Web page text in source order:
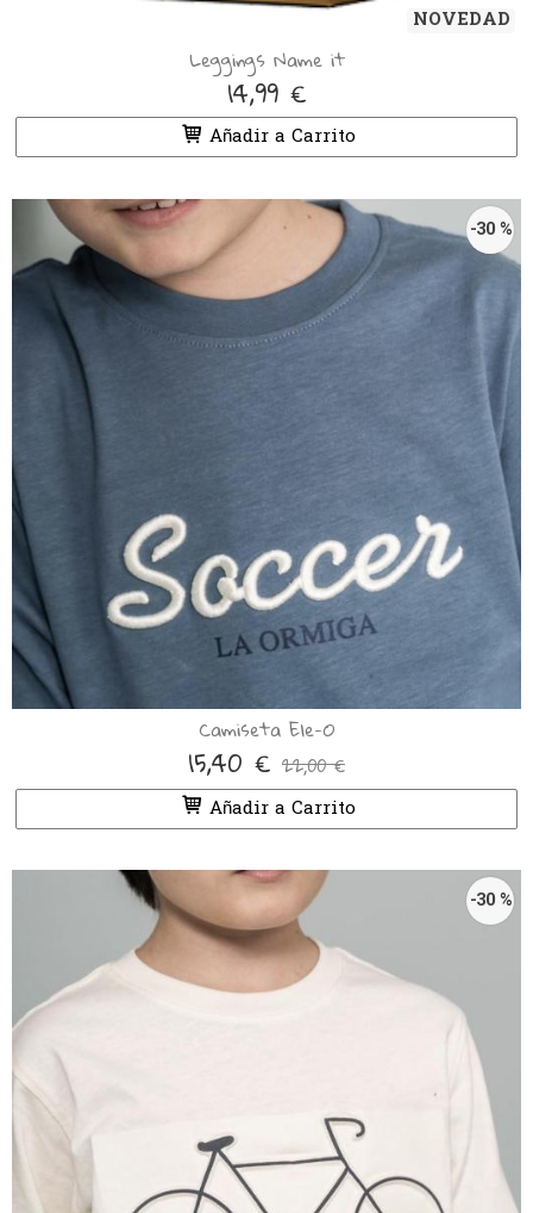
NOVEDAD
Leggings Name it
14,99 €
Añadir a Carrito
-30 %
Camiseta Ele-O
15,40 € 22,00 €
Añadir a Carrito
-30 %